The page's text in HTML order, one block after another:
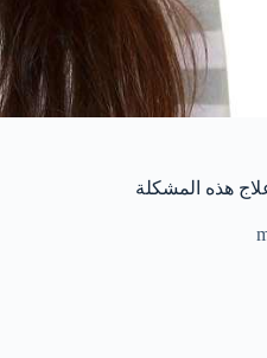
هذه المشكلة